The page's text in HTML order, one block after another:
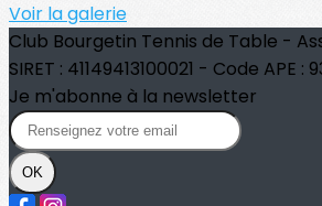
Voir la galerie
Club Bourgetin Tennis de Table -
SIRET : 41149413100021 - Code APE :
Je m'abonne à la newsletter
OK